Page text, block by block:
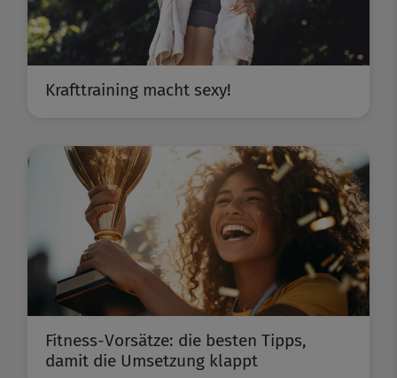
Krafttraining macht sexy!
Fitness-Vorsätze: die besten Tipps,
damit die Umsetzung klappt